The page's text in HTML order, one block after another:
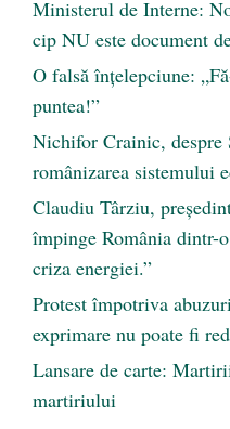
Ministerul de Interne:
cip NU este document
O falsă înțelepciune:
puntea!”
Nichifor Crainic, despre
românizarea sistemului
Claudiu Târziu,
împinge România dintr-
criza energiei.”
Protest împotriva
exprimare nu poate fi
Lansare de carte:
martiriului